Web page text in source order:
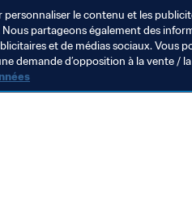
personnaliser le contenu et les
partageons également des
et de médias sociaux. Vous
demande d’opposition à la vente /